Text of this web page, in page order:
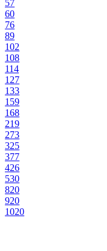
57
60
76
89
102
108
114
127
133
159
168
219
273
325
377
426
530
820
920
1020